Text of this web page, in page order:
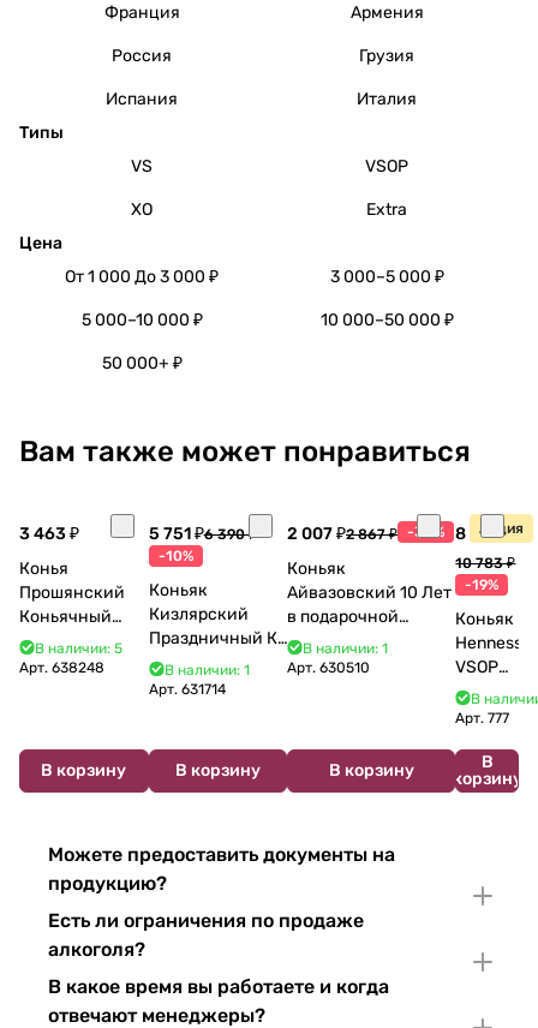
Франция
Армения
Россия Грузия
Испания
Италия
Типы
VS
VSOP
XO
Extra
Цена
От 1 000 До 3 000 ₽
3 000–5 000 ₽
5 000–10 000 ₽ 10 000–50 000 ₽
50 000+ ₽
Вам также может понравиться
3 463 ₽
Конья
Прошянский
Коньячный
Завод Елочка 7
лет п/у 750 мл
В наличии: 5
Арт. 638248
В корзину
5 751 ₽6 390 ₽
-10%
Коньяк
Кизлярский
Праздничный КС
17 лет с мюзле в
тубе 500 мл
В наличии: 1
Арт. 631714
В корзину
2 007 ₽2 867 ₽ -30%
Коньяк
Айвазовский 10 Лет
в подарочной
упаковке (новый
В наличии: 1
Арт.630510
В корзину
Акция
8 770 ₽
10 783 ₽
-19%
Коньяк
Hennessy
VSOP
700 мл
В
Арт.777
В
корзину
Можете предоставить документы на
продукцию?
Есть ли ограничения по продаже
алкоголя?
В какое время вы работаете и когда
отвечают менеджеры?